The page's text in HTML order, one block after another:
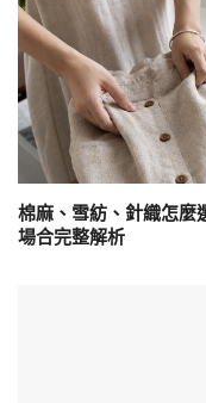
棉麻、雪紡、針織怎麼
場合完整解析